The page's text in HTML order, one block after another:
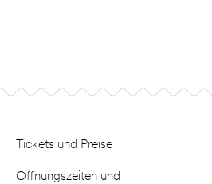
Tickets und Preise
Öffnungszeiten und